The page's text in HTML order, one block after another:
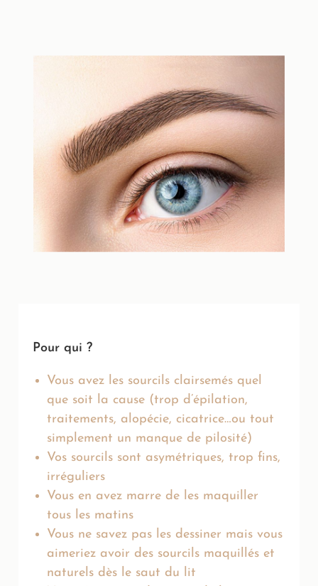
Pour qui ?
Vous avez les sourcils clairsemés quel
que soit la cause (trop d’épilation,
traitements, alopécie, cicatrice…ou tout
simplement un manque de pilosité)
Vos sourcils sont asymétriques, trop fins,
irréguliers
Vous en avez marre de les maquiller
tous les matins
Vous ne savez pas les dessiner mais vous
aimeriez avoir des sourcils maquillés et
naturels dès le saut du lit